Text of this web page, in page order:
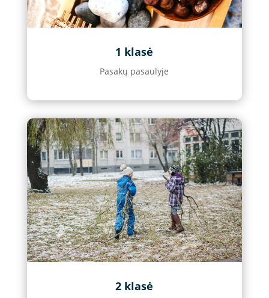
1 klasė
Pasakų pasaulyje
2 klasė